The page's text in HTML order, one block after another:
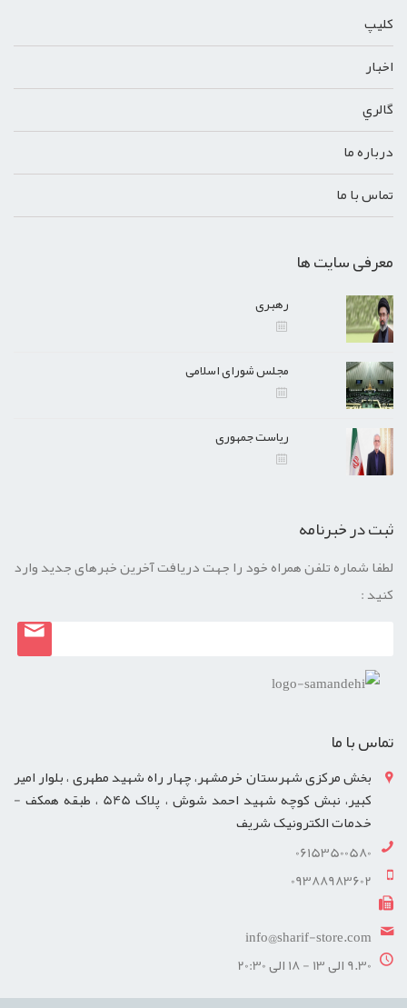
کليپ
اخبار
گالري
درباره ما
تماس با ما
معرفی سایت ها
رهبری
مجلس شورای اسلامی
ریاست جمهوری
ثبت در خبرنامه
لطفا شماره تلفن همراه خود را جهت دریافت آخرین خبرهای جدید وارد
کنید :
تماس با ما
بخش مرکزی شهرستان خرمشهر، چهار راه شهید مطهری ، بلوار امیر
کبیر، نبش کوچه شهید احمد شوش ، پلاک 545 ، طبقه همکف -
خدمات الکترونیک شریف
06153500580
09388983602
info@sharif-store.com
9.30 الی 13 - 18 الی 20:30